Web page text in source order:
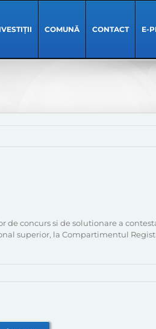
COMUNĂ CONTACT E-
de concurs si de solutionare a
superior, la Compartimentul